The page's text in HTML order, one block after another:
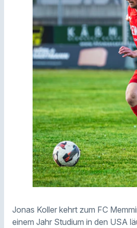
Jonas Koller kehrt zum FC
einem Jahr Studium in den USA